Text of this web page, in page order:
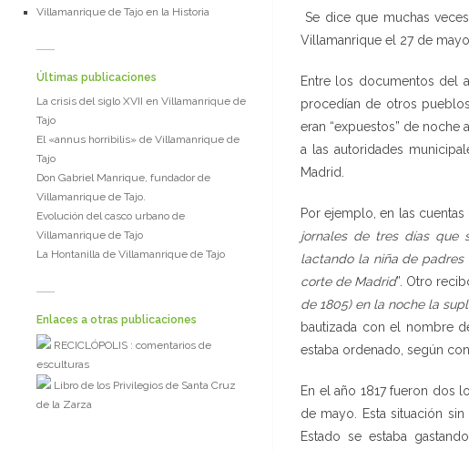
Villamanrique de Tajo en la Historia
Últimas publicaciones
La crisis del siglo XVII en Villamanrique de
Tajo
El «annus horribilis» de Villamanrique de
Tajo
Don Gabriel Manrique, fundador de
Villamanrique de Tajo.
Evolución del casco urbano de
Villamanrique de Tajo
La Hontanilla de Villamanrique de Tajo
Enlaces a otras publicaciones
RECICLÓPOLIS : comentarios de
esculturas
Libro de los Privilegios de Santa Cruz
de la Zarza
Se dice que muchas
Villamanrique el 27 de
Entre los documentos del
procedían de otros
eran “expuestos” de
a las autoridades
Madrid.
Por ejemplo, en las
jornales de tres días que
lactando la niña de padres
corte de Madrid”. Otro
de 1805) en la noche la
bautizada con el nombre
estaba ordenado, según
En el año 1817 fueron dos
de mayo. Esta situación
Estado se estaba